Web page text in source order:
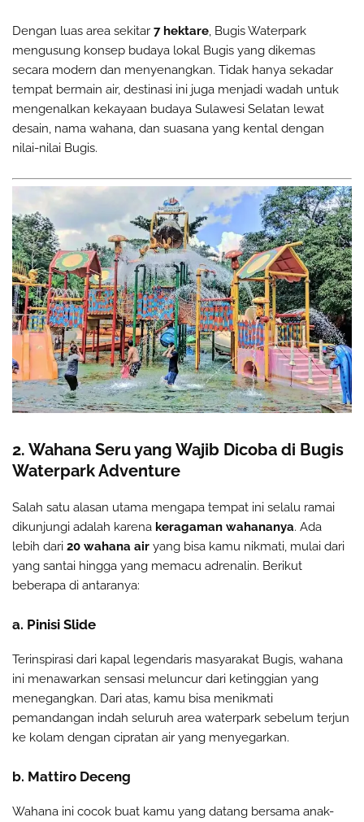
Dengan luas area sekitar 7 hektare, Bugis Waterpark
mengusung konsep budaya lokal Bugis yang dikemas
secara modern dan menyenangkan. Tidak hanya sekadar
tempat bermain air, destinasi ini juga menjadi wadah untuk
mengenalkan kekayaan budaya Sulawesi Selatan lewat
desain, nama wahana, dan suasana yang kental dengan
nilai-nilai Bugis.
2. Wahana Seru yang Wajib Dicoba di Bugis
Waterpark Adventure
Salah satu alasan utama mengapa tempat ini selalu ramai
dikunjungi adalah karena keragaman wahananya. Ada
lebih dari 20 wahana air yang bisa kamu nikmati, mulai dari
yang santai hingga yang memacu adrenalin. Berikut
beberapa di antaranya:
a. Pinisi Slide
Terinspirasi dari kapal legendaris masyarakat Bugis, wahana
ini menawarkan sensasi meluncur dari ketinggian yang
menegangkan. Dari atas, kamu bisa menikmati
pemandangan indah seluruh area waterpark sebelum terjun
ke kolam dengan cipratan air yang menyegarkan.
b. Mattiro Deceng
Wahana ini cocok buat kamu yang datang bersama anak-